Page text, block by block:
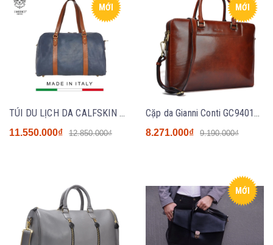
MỚI
TÚI DU LỊCH DA CALFSKIN MEDICI OF FLORENCE MED100D9EE824 - SẢN XUẤT THỦ CÔNG TẠI ITALIA
11.550.000₫ 12.850.000₫
MỚI
Cặp da Gianni Conti GC9401230 Brown
8.271.000₫ 9.190.000₫
MỚI